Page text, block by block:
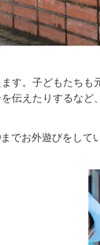
す。子どもたちも
伝えたりするなど
でお外遊びをして